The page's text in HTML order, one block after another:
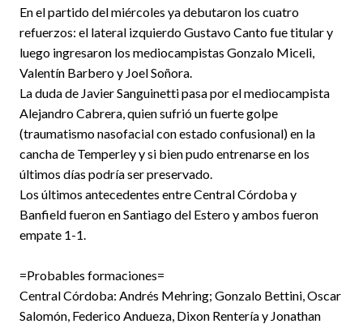
En el partido del miércoles ya debutaron los cuatro
refuerzos: el lateral izquierdo Gustavo Canto fue titular y
luego ingresaron los mediocampistas Gonzalo Miceli,
Valentín Barbero y Joel Soñora.
La duda de Javier Sanguinetti pasa por el mediocampista
Alejandro Cabrera, quien sufrió un fuerte golpe
(traumatismo nasofacial con estado confusional) en la
cancha de Temperley y si bien pudo entrenarse en los
últimos días podría ser preservado.
Los últimos antecedentes entre Central Córdoba y
Banfield fueron en Santiago del Estero y ambos fueron
empate 1-1.
=Probables formaciones=
Central Córdoba: Andrés Mehring; Gonzalo Bettini, Oscar
Salomón, Federico Andueza, Dixon Rentería y Jonathan